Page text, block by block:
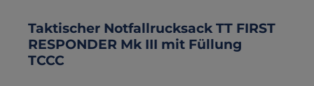
Taktischer Notfallrucksack TT FIRST
RESPONDER Mk III mit Füllung
TCCC